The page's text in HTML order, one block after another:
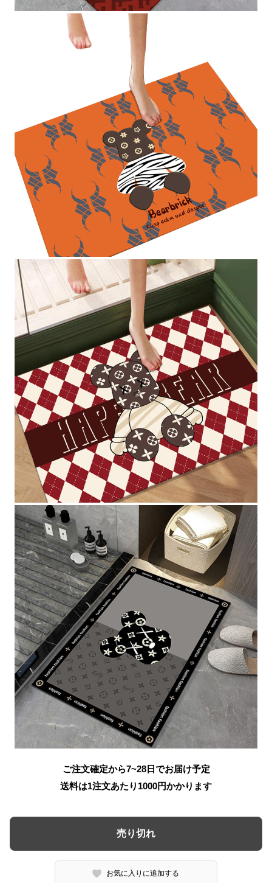
ご注文確定から7~28日でお届け予定
送料は1注文あたり 1000円かかります
売り切れ
お気に入りに追加する